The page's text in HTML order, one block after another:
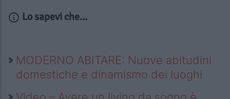
Lo sapevi che...
MODERNO ABITARE: Nuove abitudini
domestiche e dinamismo dei luoghi